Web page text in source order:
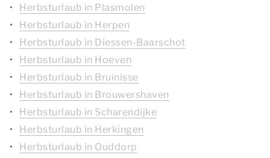
Herbsturlaub in Plasmolen
Herbsturlaub in Herpen
Herbsturlaub in Diessen-Baarschot
Herbsturlaub in Hoeven
Herbsturlaub in Bruinisse
Herbsturlaub in Brouwershaven
Herbsturlaub in Scharendijke
Herbsturlaub in Herkingen
Herbsturlaub in Ouddorp